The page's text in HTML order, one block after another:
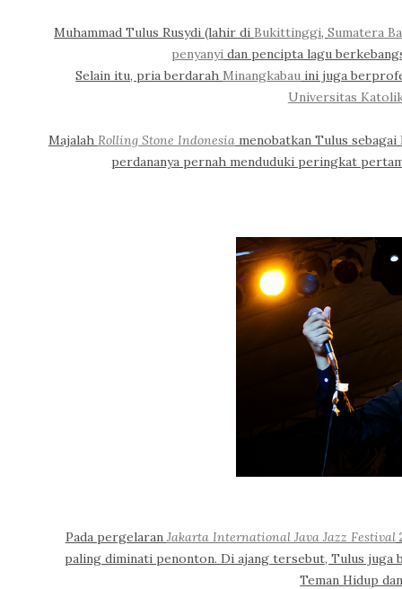
Muhammad Tulus Rusydi (lahir di Bukittinggi,Sumatera
penyanyidan pencipta lagu
Selain itu, pria berdarahMinangkabau ini juga
Universitas
Majalah Rolling Stone Indonesiamenobatkan Tulus sebagai
perdananya pernah menduduki peringkat
Pada pergelaran Jakarta International Java Jazz Festival
paling diminati penonton. Di ajang tersebut, Tulus juga
Teman Hidup